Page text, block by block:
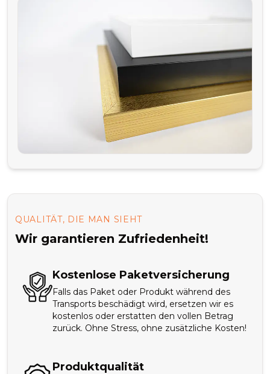
QUALITÄT, DIE MAN SIEHT
Wir garantieren Zufriedenheit!
Kostenlose Paketversicherung
Falls das Paket oder Produkt während des
Transports beschädigt wird, ersetzen wir es
kostenlos oder erstatten den vollen Betrag
zurück. Ohne Stress, ohne zusätzliche Kosten!
Produktqualität